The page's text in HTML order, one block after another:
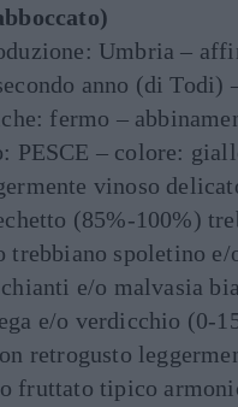
Umbria –
anno (di Todi)
fermo –
PESCE – colore:
vinoso
(85%-100%)
trebbiano spoletino e/
e/o malvasia
e/o verdicchio (0-
retrogusto
fruttato tipico